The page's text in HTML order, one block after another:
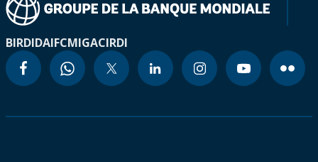
BIRDIDAIFCMIGACIRDI